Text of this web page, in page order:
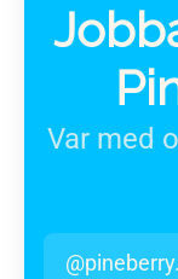
Var med